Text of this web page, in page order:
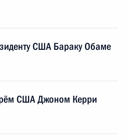
США Бараку Обаме
США Джоном Керри